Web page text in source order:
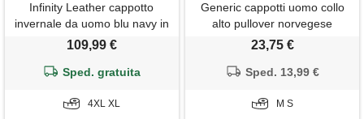
Infinity Leather cappotto
invernale da uomo blu navy in
misto lana con collo alto, stile
109,99 €
Sped. gratuita
4XL XL
Generic cappotti uomo collo
alto pullover norvegese
eleganti softshell peluche
harbor co low piu pois raglan
trapuntato
23,75 €
Sped. 13,99 €
M S